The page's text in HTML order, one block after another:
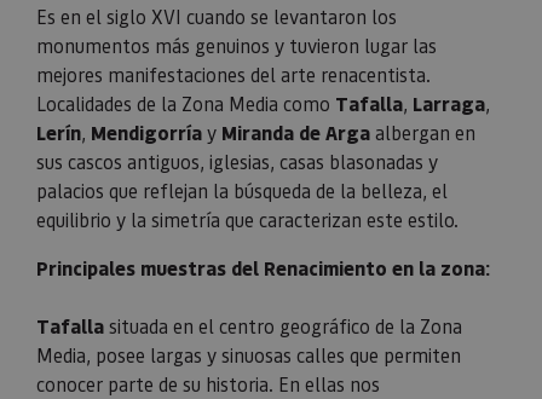
Es en el siglo XVI cuando se levantaron los
monumentos más genuinos y tuvieron lugar las
mejores manifestaciones del arte renacentista.
Localidades de la Zona Media como Tafalla, Larraga,
Lerín, Mendigorríay Miranda de Argaalbergan en
sus cascos antiguos, iglesias, casas blasonadas y
palacios que reflejan la búsqueda de la belleza, el
equilibrio y la simetría que caracterizan este estilo.
Principales muestras del Renacimiento en la zona:
Tafallasituada en el centro geográfico de la Zona
Media, posee largas y sinuosas calles que permiten
conocer parte de su historia. En ellas nos